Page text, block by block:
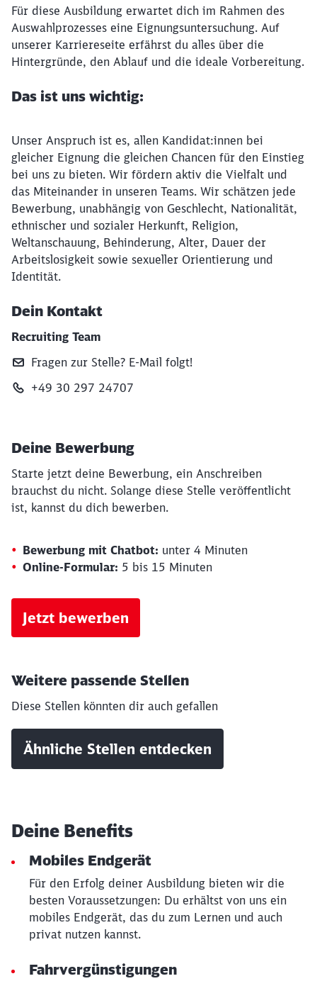
Für diese Ausbildung erwartet dich im Rahmen des
Auswahlprozesses eine Eignungsuntersuchung. Auf
unserer Karriereseite erfährst du alles über die
Hintergründe, den Ablauf und die ideale Vorbereitung.
Das ist uns wichtig:
Unser Anspruch ist es, allen Kandidat:innen bei
gleicher Eignung die gleichen Chancen für den Einstieg
bei uns zu bieten. Wir fördern aktiv die Vielfalt und
das Miteinander in unseren Teams. Wir schätzen jede
Bewerbung, unabhängig von Geschlecht, Nationalität,
ethnischer und sozialer Herkunft, Religion,
Weltanschauung, Behinderung, Alter, Dauer der
Arbeitslosigkeit sowie sexueller Orientierung und
Identität.
Dein Kontakt
Recruiting Team
Fragen zur Stelle? E‑Mail folgt!
+49 30 297 24707
Deine Bewerbung
Starte jetzt deine Bewerbung, ein Anschreiben
brauchst du nicht. Solange diese Stelle veröffentlicht
ist, kannst du dich bewerben.
Bewerbung mit Chatbot: unter 4 Minuten
Online-Formular: 5 bis 15 Minuten
Jetzt bewerben
Weitere passende Stellen
Diese Stellen könnten dir auch gefallen
Ähnliche Stellen entdecken
Deine Benefits
Mobiles Endgerät
Für den Erfolg deiner Ausbildung bieten wir die
besten Voraussetzungen: Du erhältst von uns ein
mobiles Endgerät, das du zum Lernen und auch
privat nutzen kannst.
Fahrvergünstigungen